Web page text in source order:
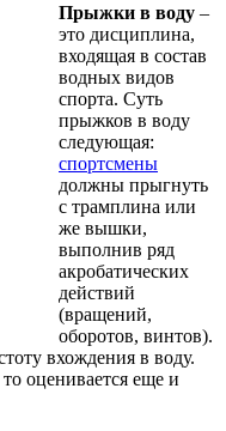
Прыжки в воду –
это дисциплина,
входящая в состав
водных видов
спорта. Суть
прыжков в воду
следующая:
спортсмены
должны прыгнуть
с трамплина или
же вышки,
выполнив ряд
акробатических
действий
(вращений,
оборотов, винтов).
вхождения в воду.
оценивается еще и